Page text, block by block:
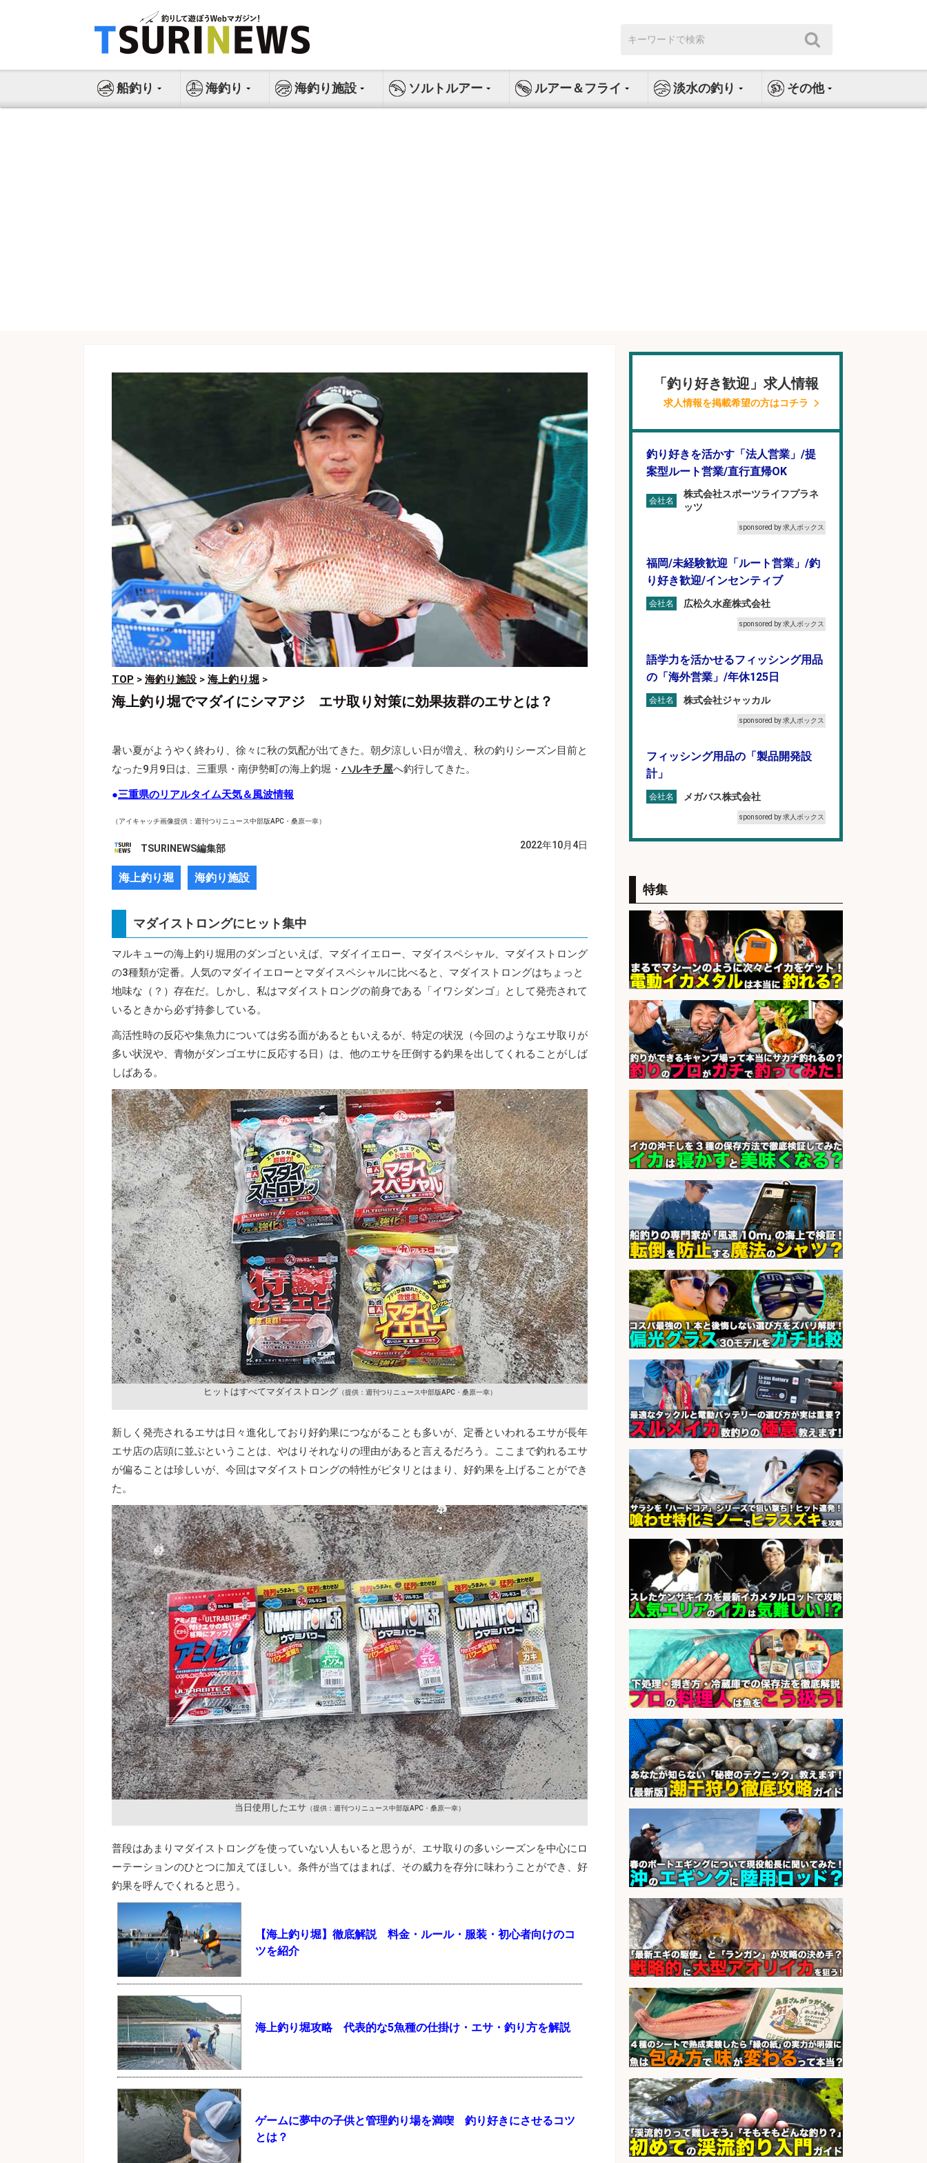
ス
索:
船釣り 海釣り 海釣り施設 ソルトルアー ルアー＆フライ 淡水の釣り その他
TOP > 海釣り施設 > 海上釣り堀 >
海上釣り堀でマダイにシマアジ エサ取り対策に効果抜群のエサとは？
暑い夏がようやく終わり、徐々に秋の気配が出てきた。朝夕涼しい日が増え、秋の釣りシーズン目前と
なった9月9日は、三重県・南伊勢町の海上釣堀・ハルキチ屋へ釣行してきた。
●三重県のリアルタイム天気＆風波情報
（アイキャッチ画像提供：週刊つりニュース中部版APC・桑原一幸）
TSURINEWS編集部 2022年10月4日
海上釣り堀 海釣り施設
マダイストロングにヒット集中
マルキューの海上釣り堀用のダンゴといえば、マダイイエロー、マダイスペシャル、マダイストロング
の3種類が定番。人気のマダイイエローとマダイスペシャルに比べると、マダイストロングはちょっと
地味な（？）存在だ。しかし、私はマダイストロングの前身である「イワシダンゴ」として発売されて
いるときから必ず持参している。
高活性時の反応や集魚力については劣る面があるともいえるが、特定の状況（今回のようなエサ取りが
多い状況や、青物がダンゴエサに反応する日）は、他のエサを圧倒する釣果を出してくれることがしば
しばある。
ヒットはすべてマダイストロング （提供：週刊つりニュース中部版APC・桑原一幸）
新しく発売されるエサは日々進化しており好釣果につながることも多いが、定番といわれるエサが長年
エサ店の店頭に並ぶということは、やはりそれなりの理由があると言えるだろう。ここまで釣れるエサ
が偏ることは珍しいが、今回はマダイストロングの特性がピタリとはまり、好釣果を上げることができ
た。
当日使用したエサ （提供：週刊つりニュース中部版APC・桑原一幸）
普段はあまりマダイストロングを使っていない人もいると思うが、エサ取りの多いシーズンを中心にロ
ーテーションのひとつに加えてほしい。条件が当てはまれば、その威力を存分に味わうことができ、好
釣果を呼んでくれると思う。
【海上釣り堀】徹底解説 料金・ルール・服装・初心者向けのコ
ツを紹介
海上釣り堀攻略 代表的な5魚種の仕掛け・エサ・釣り方を解説
ゲームに夢中の子供と管理釣り場を満喫 釣り好きにさせるコツ
とは？
「釣り好き歓迎」求人情報
求人情報を掲載希望の方はコチラ
釣り好きを活かす「法人営業」/提
案型ルート営業/直行直帰OK
会社名
株式会社スポーツライフプラネ
ッツ
sponsored by 求人ボックス
福岡/未経験歓迎「ルート営業」/釣
り好き歓迎/インセンティブ
会社名 広松久水産株式会社
sponsored by 求人ボックス
語学力を活かせるフィッシング用品
の「海外営業」/年休125日
会社名 株式会社ジャッカル
sponsored by 求人ボックス
フィッシング用品の「製品開発設
計」
会社名 メガバス株式会社
sponsored by 求人ボックス
会社名
sponsored by 求人ボックス
魚の「バイヤー」貴方の目利きでヒ
ットを生む、裁量バイヤー募集
会社名 株式会社コムライン
sponsored by 求人ボックス
釣り好き必見「釣具の設計開
発」/DAIWA公認製品/年休117日
会社名
ッツ
sponsored by 求人ボックス
配達/ドライバー/ドライバー補助 魚
の梱包 年齢経験不問/完全週休2日で
最低月収33万円保証
会社名 株式会社ワイズ
sponsored by 求人ボックス
魚をさばける方必見「鮮魚部門スタ
ッフ」/3つの働き方が選べる
会社名 株式会社旬
sponsored by 求人ボックス
香川県のおいしい魚を届ける「提
案・加工の工程管理」未経験OK
会社名 株式会社高松東魚市場
sponsored by 求人ボックス
さらに求人情報を見る
特集